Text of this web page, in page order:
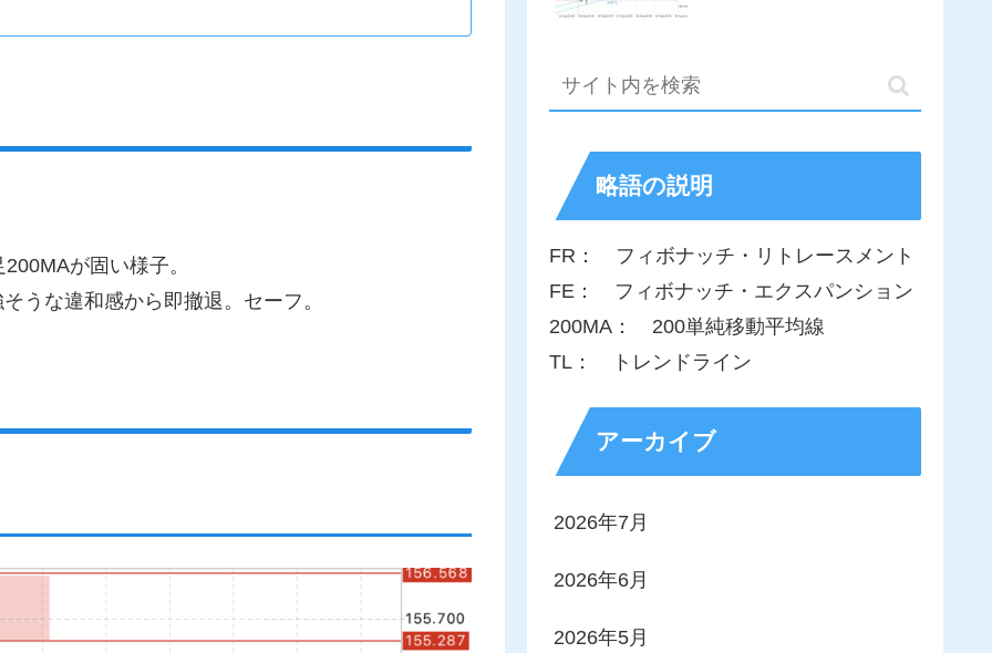
が固い様子。
うな違和感から即撤退。セーフ。
略語の説明
FR： フィボナッチ・リトレースメント
FE： フィボナッチ・エクスパンション
200MA： 200単純移動平均線
TL： トレンドライン
アーカイブ
2026年7月
2026年6月
2026年5月